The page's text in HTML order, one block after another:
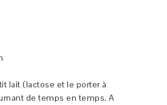
lait (lactose et le porter à
de temps en temps. A